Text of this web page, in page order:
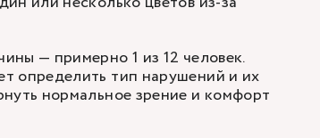
— примерно 1 из 12 человек.
определить тип нарушений и их
нормальное зрение и комфорт